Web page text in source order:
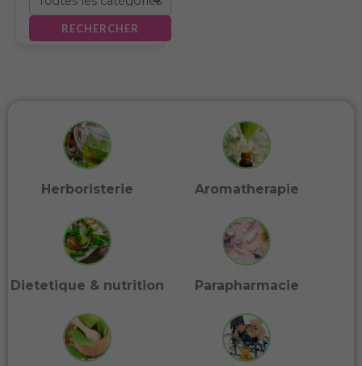
RECHERCHER
Herboristerie Aromatherapie
Dietetique & nutrition Parapharmacie